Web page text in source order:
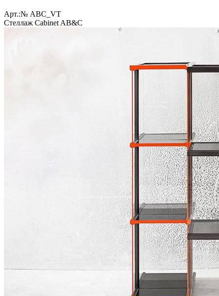
Арт.:№ ABC_VT
Стеллаж Cabinet AB&C